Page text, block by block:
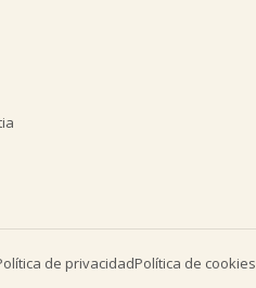
de privacidadPolítica de cookies